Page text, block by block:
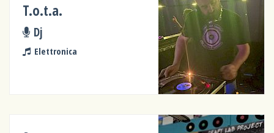
T.o.t.a.
Dj
Elettronica